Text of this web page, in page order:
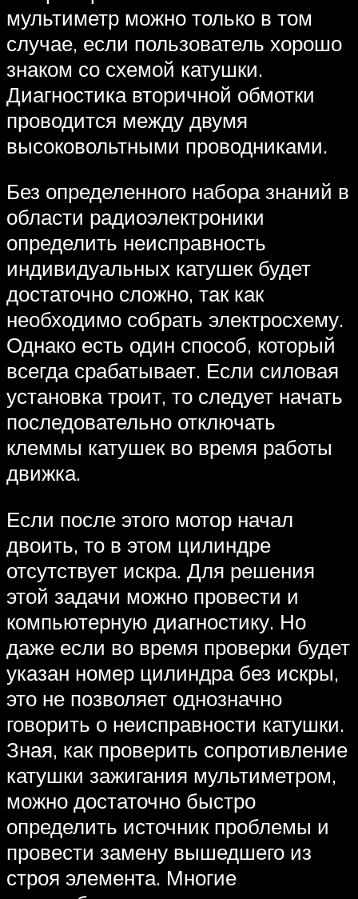
мультиметр можно только в том
случае, если пользователь хорошо
знаком со схемой катушки.
Диагностика вторичной обмотки
проводится между двумя
высоковольтными проводниками.
Без определенного набора знаний в
области радиоэлектроники
определить неисправность
индивидуальных катушек будет
достаточно сложно, так как
необходимо собрать электросхему.
Однако есть один способ, который
всегда срабатывает. Если силовая
установка троит, то следует начать
последовательно отключать
клеммы катушек во время работы
движка.
Если после этого мотор начал
двоить, то в этом цилиндре
отсутствует искра. Для решения
этой задачи можно провести и
компьютерную диагностику. Но
даже если во время проверки будет
указан номер цилиндра без искры,
это не позволяет однозначно
говорить о неисправности катушки.
Зная, как проверить сопротивление
катушки зажигания мультиметром,
можно достаточно быстро
определить источник проблемы и
провести замену вышедшего из
строя элемента. Многие